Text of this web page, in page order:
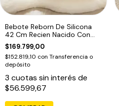
Bebote Reborn De Silicona
42 Cm Recien Nacido Con
Accesorios
$169.799,00
$152.819,10 con Transferencia o
depósito
3 cuotas sin interés de
$56.599,67